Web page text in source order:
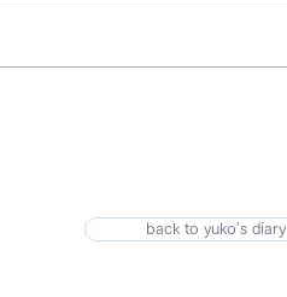
back to yuko's diary